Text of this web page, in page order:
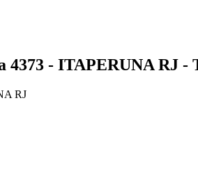
- ITAPERUNA RJ -
RJ